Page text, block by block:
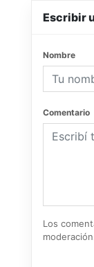
Escribir
Nombre
Comentario
Los